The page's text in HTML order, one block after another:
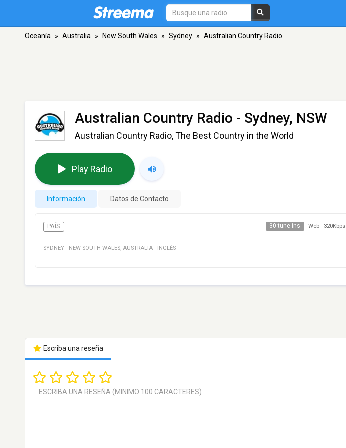
Oceanía » Australia » New South Wales » Sydney » Australian Country Radio
Australian Country Radio - Sydney, NSW
Australian Country Radio, The Best Country in the World
Play Radio
Información Datos de Contacto
PAÍS 30 tune ins Web - 320Kbps
SYDNEY · NEW SOUTH WALES, AUSTRALIA · INGLÉS
Escriba una reseña